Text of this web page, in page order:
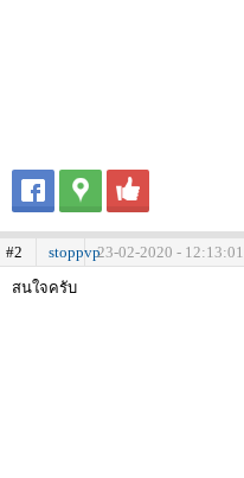
#2 stoppvp23-02-2020 - 12:13:01
สนใจครับ